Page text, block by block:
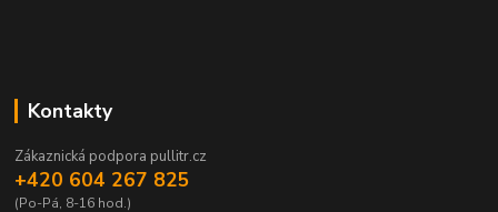
Kontakty
Zákaznická podpora pullitr.cz
+420 604 267 825
(Po-Pá, 8-16 hod.)